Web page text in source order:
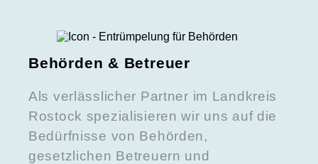
Behörden & Betreuer
Als verlässlicher Partner im Landkreis
Rostock spezialisieren wir uns auf die
Bedürfnisse von Behörden,
gesetzlichen Betreuern und